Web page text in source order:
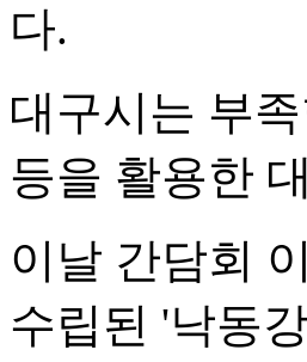
다.
대구시는 부
등을 활용한
이날 간담회
수립된 '낙동